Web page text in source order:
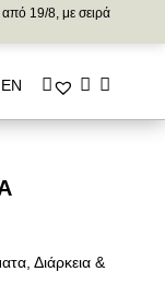
19/8, με σειρά
ΕΝ
Διάρκεια &